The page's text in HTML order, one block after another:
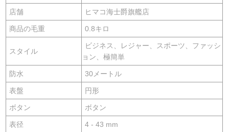
店舗 ヒマコ海士爵旗艦店
商品の毛重 0.8キロ
スタイル
ビジネス、レジャー、スポーツ、ファッシ
ョン、極簡単
防水 30メートル
表盤 円形
ボタン ボタン
表径 4 - 43 mm